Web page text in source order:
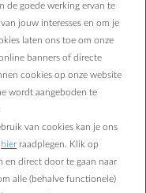
een duurzame,
installatie met
de goede werking ervan te
jouw interesses en om je
laten ons toe om onze
banners of directe
cookies op onze website
wordt aangeboden te
van cookies kan je ons
hier raadplegen. Klik op
en direct door te gaan naar
alle (behalve functionele)